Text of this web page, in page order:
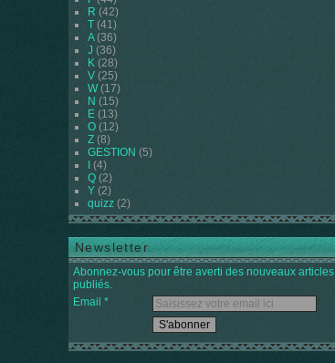
R (42)
T (41)
A(36)
J (36)
K (28)
V (25)
W(17)
N (15)
E (13)
O (12)
Z (8)
GESTION (5)
(4)
Q (2)
Y (2)
quizz (2)
Newsletter
Abonnez-vous pour être averti des nouveaux articles
publiés.
Email